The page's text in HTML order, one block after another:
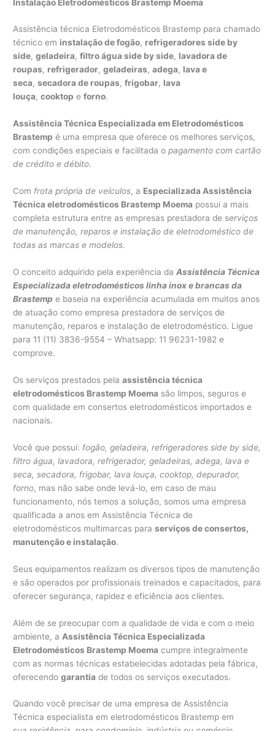
Instalação Eletrodomésticos Brastemp Moema
Assistência técnica Eletrodomésticos Brastemp para chamado
técnico em instalação de fogão, refrigeradores side by
side,geladeira,filtro água side by side, lavadora de
roupas, refrigerador,geladeiras,adega, lava e
seca,secadora de roupas,frigobar, lava
louça,cooktop eforno.
Assistência Técnica Especializada em Eletrodomésticos
Brastemp é uma empresa que oferece os melhores serviços,
com condições especiais e facilitada opagamento com cartão
de crédito e débito.
Com frota própria de veículos, a Especializada Assistência
Técnica eletrodomésticos Brastemp Moema possui a mais
completa estrutura entre as empresas prestadora de serviços
de manutenção, reparos e instalação de eletrodoméstico de
todas as marcas e modelos.
O conceito adquirido pela experiência daAssistência Técnica
Especializada eletrodomésticos linha inox e brancas da
Brastemp e baseia na experiência acumulada em muitos anos
de atuação como empresa prestadora de serviços de
manutenção, reparos e instalação de eletrodoméstico. Ligue
para 11 (11) 3836-9554 – Whatsapp: 11 96231-1982 e
comprove.
Os serviços prestados pelaassistência técnica
eletrodomésticos Brastemp Moema são limpos, seguros e
com qualidade em consertos eletrodomésticos importados e
nacionais.
Você que possui: fogão, geladeira, refrigeradores side by side,
filtro água, lavadora, refrigerador, geladeiras, adega, lava e
seca, secadora, frigobar, lava louça, cooktop, depurador,
forno, mas não sabe onde levá-lo, em caso de mau
funcionamento, nós temos a solução, somos uma empresa
qualificada a anos em Assistência Técnica de
eletrodomésticos multimarcas paraserviços de consertos,
manutenção e instalação.
Seus equipamentos realizam os diversos tipos de manutenção
e são operados por profissionais treinados e capacitados, para
oferecer segurança, rapidez e eficiência aos clientes.
Além de se preocupar com a qualidade de vida e com o meio
ambiente, a Assistência Técnica Especializada
Eletrodomésticos Brastemp Moema cumpre integralmente
com as normas técnicas estabelecidas adotadas pela fábrica,
oferecendogarantia de todos os serviços executados.
Quando você precisar de uma empresa de Assistência
Técnica especialista em eletrodomésticos Brastemp em